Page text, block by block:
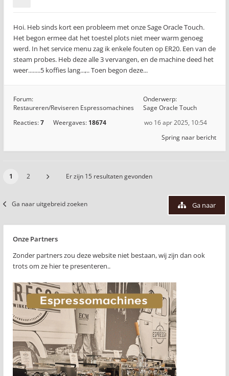
Hoi. Heb sinds kort een probleem met onze Sage Oracle Touch.
Het begon ermee dat het toestel plots niet meer warm genoeg
werd. In het service menu zag ik enkele fouten op ER20. Een van de
steam probes. Heb deze alle 3 vervangen, en de machine deed het
weer........5 koffies lang...,.. Toen begon deze...
Forum:
Restaureren/Reviseren Espressomachines
Onderwerp:
Sage Oracle Touch
Reacties:7 Weergaves: 18674
wo 16 apr 2025, 10:54
Spring naar bericht
1 2 Er zijn 15 resultaten gevonden
Ga naar uitgebreid zoeken Ga naar
Onze Partners
Zonder partners zou deze website niet bestaan, wij zijn dan ook
trots om ze hier te presenteren..